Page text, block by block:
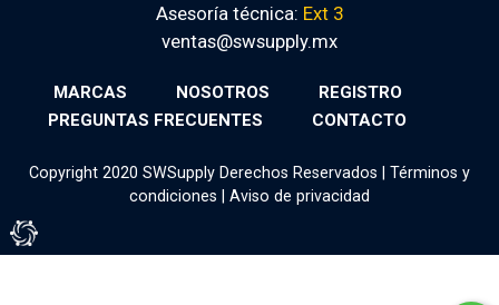
Asesoría técnica: Ext 3
ventas@swsupply.mx
MARCAS NOSOTROS
REGISTRO
PREGUNTAS FRECUENTES
CONTACTO
Copyright 2020 SWSupply Derechos Reservados | Términos y
condiciones
Aviso de privacidad